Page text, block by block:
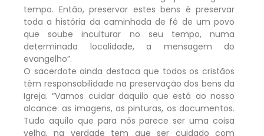
tempo. Então, preservar estes bens é preservar
toda a história da caminhada de fé de um povo
que soube inculturar no seu tempo, numa
determinada localidade, a mensagem do
evangelho”.
O sacerdote ainda destaca que todos os cristãos
têm responsabilidade na preservação dos bens da
Igreja. “Vamos cuidar daquilo que está ao nosso
alcance: as imagens, as pinturas, os documentos.
Tudo aquilo que para nós parece ser uma coisa
velha, na verdade tem que ser cuidado com